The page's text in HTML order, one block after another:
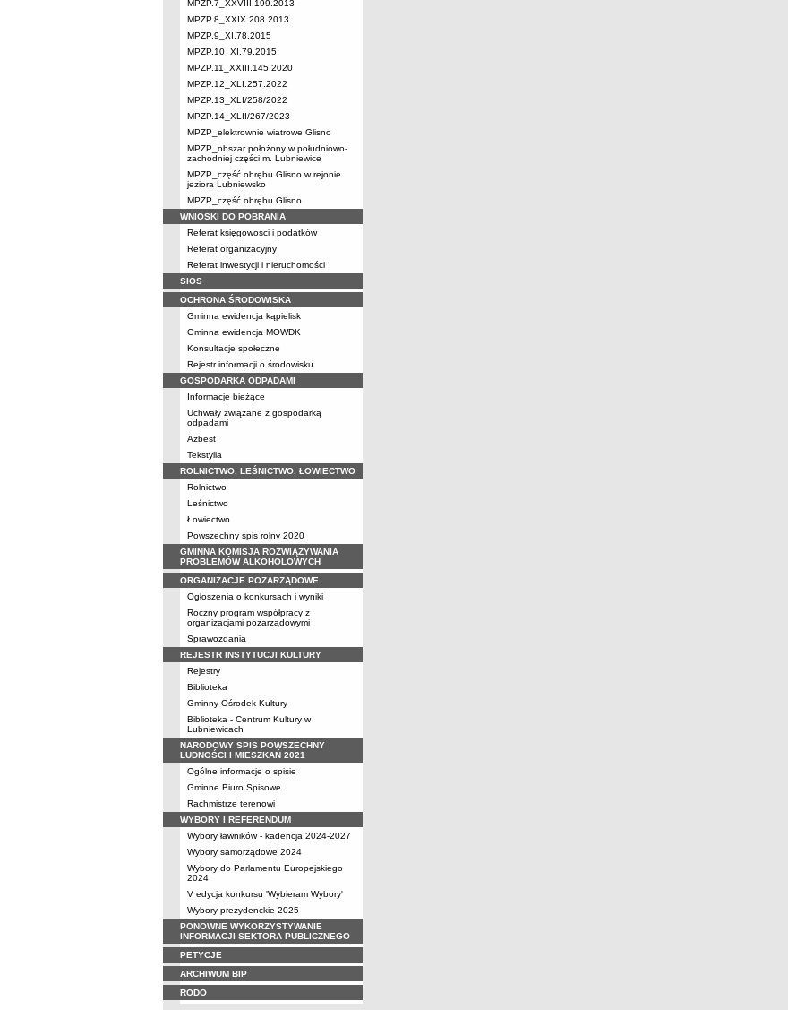
MPZP.7_XXVIII.199.2013
MPZP.8_XXIX.208.2013
MPZP.9_XI.78.2015
MPZP.10_XI.79.2015
MPZP.11_XXIII.145.2020
MPZP.12_XLI.257.2022
MPZP.13_XLI/258/2022
MPZP.14_XLII/267/2023
MPZP_elektrownie wiatrowe Glisno
MPZP_obszar położony w południowo-
zachodniej części m. Lubniewice
MPZP_część obrębu Glisno w rejonie
jeziora Lubniewsko
MPZP_część obrębu Glisno
WNIOSKI DO POBRANIA
Referat księgowości i podatków
Referat organizacyjny
Referat inwestycji i nieruchomości
SIOS
OCHRONA ŚRODOWISKA
Gminna ewidencja kąpielisk
Gminna ewidencja MOWDK
Konsultacje społeczne
Rejestr informacji o środowisku
GOSPODARKA ODPADAMI
Informacje bieżące
Uchwały związane z gospodarką
odpadami
Azbest
Tekstylia
ROLNICTWO, LEŚNICTWO, ŁOWIECTWO
Rolnictwo
Leśnictwo
Łowiectwo
Powszechny spis rolny 2020
GMINNA KOMISJA ROZWIĄZYWANIA
PROBLEMÓW ALKOHOLOWYCH
ORGANIZACJE POZARZĄDOWE
Ogłoszenia o konkursach i wyniki
Roczny program współpracy z
organizacjami pozarządowymi
Sprawozdania
REJESTR INSTYTUCJI KULTURY
Rejestry
Biblioteka
Gminny Ośrodek Kultury
Biblioteka - Centrum Kultury w
Lubniewicach
NARODOWY SPIS POWSZECHNY
LUDNOŚCI I MIESZKAŃ 2021
Ogólne informacje o spisie
Gminne Biuro Spisowe
Rachmistrze terenowi
WYBORY I REFERENDUM
Wybory ławników - kadencja 2024-2027
Wybory samorządowe 2024
Wybory do Parlamentu Europejskiego
2024
V edycja konkursu 'Wybieram Wybory'
Wybory prezydenckie 2025
PONOWNE WYKORZYSTYWANIE
INFORMACJI SEKTORA PUBLICZNEGO
PETYCJE
ARCHIWUM BIP
RODO